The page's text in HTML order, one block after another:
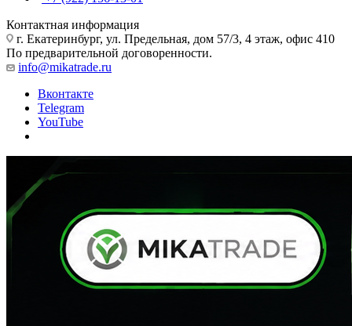
Контактная информация
г. Екатеринбург, ул. Предельная, дом 57/3, 4 этаж, офис 410
По предварительной договоренности.
info@mikatrade.ru
Вконтакте
Telegram
YouTube